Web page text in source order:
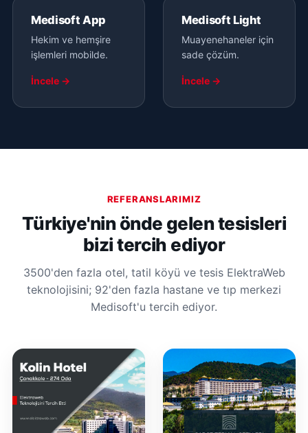
Medisoft App
Hekim ve hemşire
işlemleri mobilde.
İncele →
Medisoft Light
Muayenehaneler için
sade çözüm.
İncele →
REFERANSLARIMIZ
Türkiye'nin önde gelen tesisleri
bizi tercih ediyor
3500'den fazla otel, tatil köyü ve tesis ElektraWeb
teknolojisini; 92'den fazla hastane ve tıp merkezi
Medisoft'u tercih ediyor.